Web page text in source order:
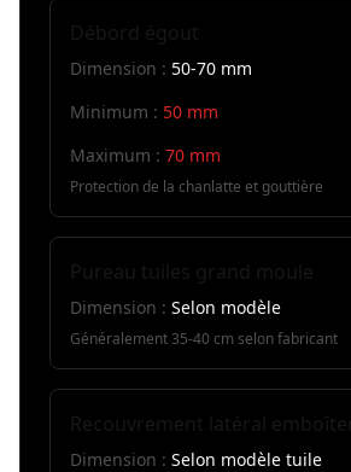
Dimension : 50-70 mm
Minimum : 50 mm
Maximum : 70 mm
Protection de la chanlatte et gouttière
Dimension : Selon modèle
Généralement 35-40 cm selon fabricant
Dimension : Selon modèle tuile